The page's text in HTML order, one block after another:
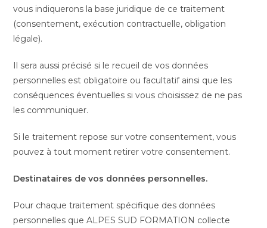
vous indiquerons la base juridique de ce traitement
(consentement, exécution contractuelle, obligation
légale).
Il sera aussi précisé si le recueil de vos données
personnelles est obligatoire ou facultatif ainsi que les
conséquences éventuelles si vous choisissez de ne pas
les communiquer.
Si le traitement repose sur votre consentement, vous
pouvez à tout moment retirer votre consentement.
Destinataires de vos données personnelles.
Pour chaque traitement spécifique des données
personnelles que ALPES SUD FORMATION collecte